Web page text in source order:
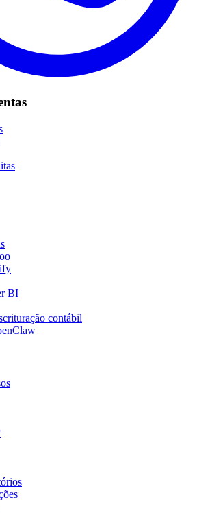
BI
contábil